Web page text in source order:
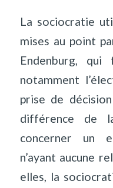
La sociocratie
mises au point
Endenburg,
notamment
prise de
différence de
concerner un
n’ayant aucune
elles, la